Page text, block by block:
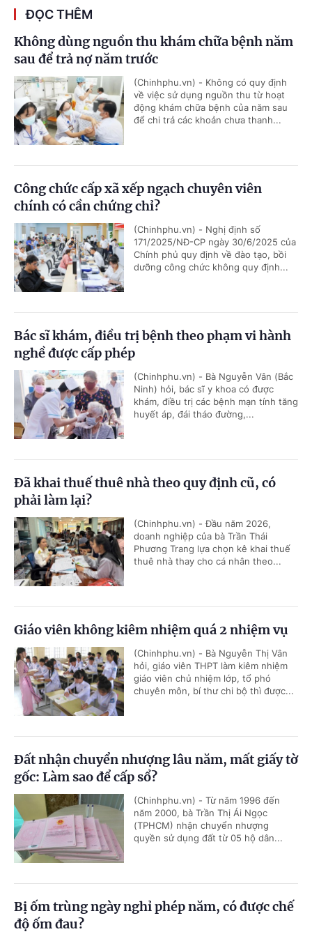
ĐỌC THÊM
Không dùng nguồn thu khám chữa bệnh năm
sau để trả nợ năm trước
(Chinhphu.vn) - Không có quy định
về việc sử dụng nguồn thu từ hoạt
động khám chữa bệnh của năm sau
để chi trả các khoản chưa thanh...
Công chức cấp xã xếp ngạch chuyên viên
chính có cần chứng chỉ?
(Chinhphu.vn) - Nghị định số
171/2025/NĐ-CP ngày 30/6/2025 của
Chính phủ quy định về đào tạo, bồi
dưỡng công chức không quy định...
Bác sĩ khám, điều trị bệnh theo phạm vi hành
nghề được cấp phép
(Chinhphu.vn) - Bà Nguyễn Vân (Bắc
Ninh) hỏi, bác sĩ y khoa có được
khám, điều trị các bệnh mạn tính tăng
huyết áp, đái tháo đường,...
Đã khai thuế thuê nhà theo quy định cũ, có
phải làm lại?
(Chinhphu.vn) - Đầu năm 2026,
doanh nghiệp của bà Trần Thái
Phương Trang lựa chọn kê khai thuế
thuê nhà thay cho cá nhân theo...
Giáo viên không kiêm nhiệm quá 2 nhiệm vụ
(Chinhphu.vn) - Bà Nguyễn Thị Vân
hỏi, giáo viên THPT làm kiêm nhiệm
giáo viên chủ nhiệm lớp, tổ phó
chuyên môn, bí thư chi bộ thì được...
Đất nhận chuyển nhượng lâu năm, mất giấy tờ
gốc: Làm sao để cấp sổ?
(Chinhphu.vn) - Từ năm 1996 đến
năm 2000, bà Trần Thị Ái Ngọc
(TPHCM) nhận chuyển nhượng
quyền sử dụng đất từ 05 hộ dân...
Bị ốm trùng ngày nghỉ phép năm, có được chế
độ ốm đau?